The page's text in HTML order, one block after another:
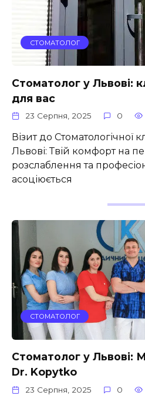
СТОМАТОЛОГ
Стоматолог у Львові:
для вас
23 Серпня, 2025 0
Візит до Стоматологічної
Львові: Твій комфорт на
розслаблення та
асоціюється
СТОМАТОЛОГ
Стоматолог у Львові:
Dr. Kopytko
23 Серпня, 2025 0